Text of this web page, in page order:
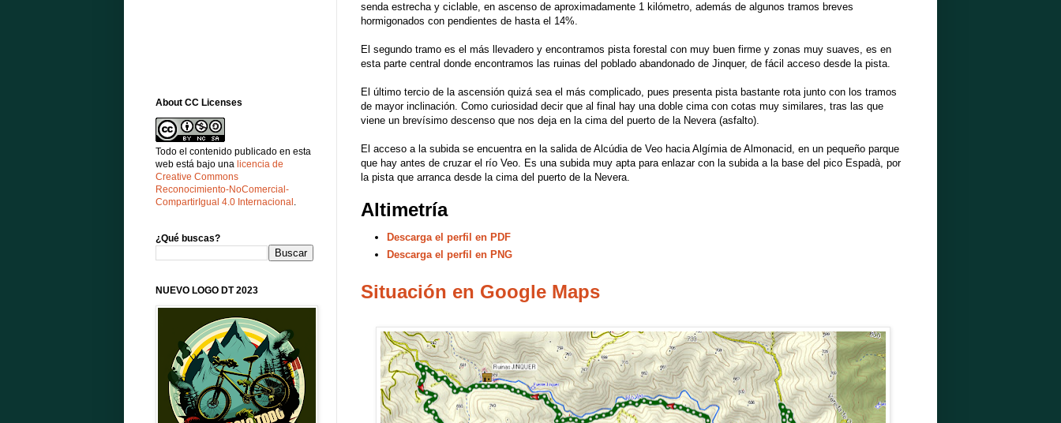
senda estrecha y ciclable, en ascenso de aproximadamente 1 kilómetro, además de algunos tramos breves
hormigonados con pendientes de hasta el 14%.
El segundo tramo es el más llevadero y encontramos pista forestal con muy buen firme y zonas muy suaves, es en
esta parte central donde encontramos las ruinas del poblado abandonado de Jinquer, de fácil acceso desde la pista.
El último tercio de la ascensión quizá sea el más complicado, pues presenta pista bastante rota junto con los tramos
de mayor inclinación. Como curiosidad decir que al final hay una doble cima con cotas muy similares, tras las que
viene un brevísimo descenso que nos deja en la cima del puerto de la Nevera (asfalto).
El acceso a la subida se encuentra en la salida de Alcúdia de Veo hacia Algímia de Almonacid, en un pequeño parque
que hay antes de cruzar el río Veo. Es una subida muy apta para enlazar con la subida a la base del pico Espadà, por
la pista que arranca desde la cima del puerto de la Nevera.
Altimetría
Descarga el perfil en PDF
Descarga el perfil en PNG
Situación en Google Maps
About CC Licenses
Todo el contenido publicado en esta
web está bajo una licencia de
Creative Commons
Reconocimiento-NoComercial-
CompartirIgual 4.0 Internacional .
¿Qué buscas?
NUEVO LOGO DT 2023